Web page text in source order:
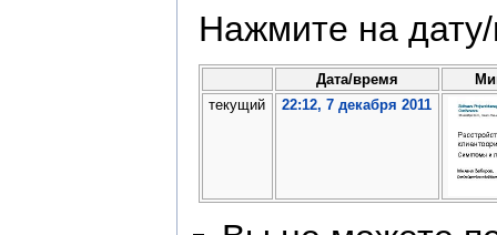
Нажмите на
Дата/время
текущий
22:12, 7 декабря 2011